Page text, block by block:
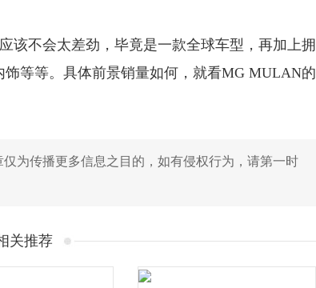
该不会太差劲，毕竟是一款全球车型，再加上拥
等等。具体前景销量如何，就看MG MULAN的
为传播更多信息之目的，如有侵权行为，请第一时
关推荐